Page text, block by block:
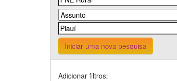
Iniciar uma nova pesquisa
Adicionar filtros: